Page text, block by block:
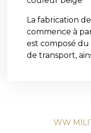
La fabrication
commence à
est composé
de transport,
WW